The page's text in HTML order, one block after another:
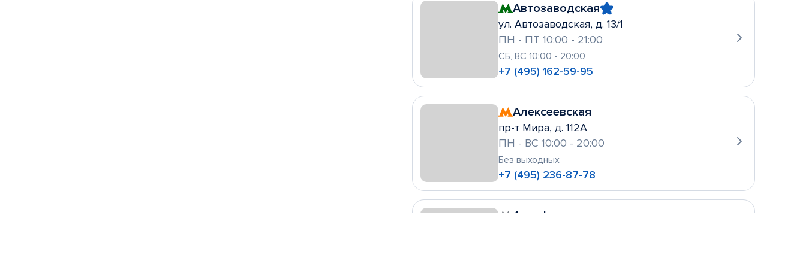
Автозаводская
ул. Автозаводская, д. 13/1
ПН - ПТ 10:00 - 21:00
СБ, ВС 10:00 - 20:00
+7 (495) 162-59-95
Алексеевская
пр-т Мира, д. 112А
ПН - ВС 10:00 - 20:00
Без выходных
+7 (495) 236-87-78
Алтуфьево